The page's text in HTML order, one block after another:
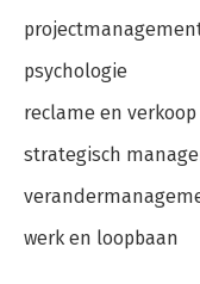
psychologie
reclame en verkoop
strategisch
werk en loopbaan